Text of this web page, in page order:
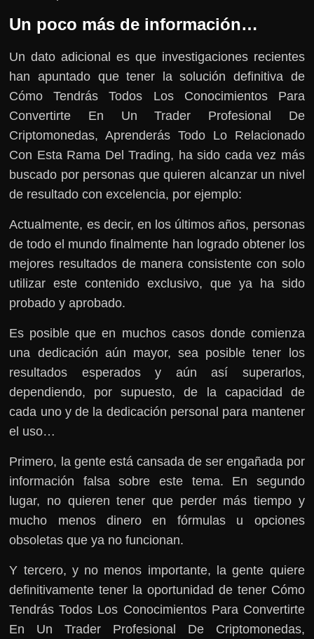
Un poco más de información…
Un dato adicional es que investigaciones recientes
han apuntado que tener la solución definitiva de
Cómo Tendrás Todos Los Conocimientos Para
Convertirte En Un Trader Profesional De
Criptomonedas, Aprenderás Todo Lo Relacionado
Con Esta Rama Del Trading, ha sido cada vez más
buscado por personas que quieren alcanzar un nivel
de resultado con excelencia, por ejemplo:
Actualmente, es decir, en los últimos años, personas
de todo el mundo finalmente han logrado obtener los
mejores resultados de manera consistente con solo
utilizar este contenido exclusivo, que ya ha sido
probado y aprobado.
Es posible que en muchos casos donde comienza
una dedicación aún mayor, sea posible tener los
resultados esperados y aún así superarlos,
dependiendo, por supuesto, de la capacidad de
cada uno y de la dedicación personal para mantener
el uso…
Primero, la gente está cansada de ser engañada por
información falsa sobre este tema. En segundo
lugar, no quieren tener que perder más tiempo y
mucho menos dinero en fórmulas u opciones
obsoletas que ya no funcionan.
Y tercero, y no menos importante, la gente quiere
definitivamente tener la oportunidad de tener Cómo
Tendrás Todos Los Conocimientos Para Convertirte
En Un Trader Profesional De Criptomonedas,